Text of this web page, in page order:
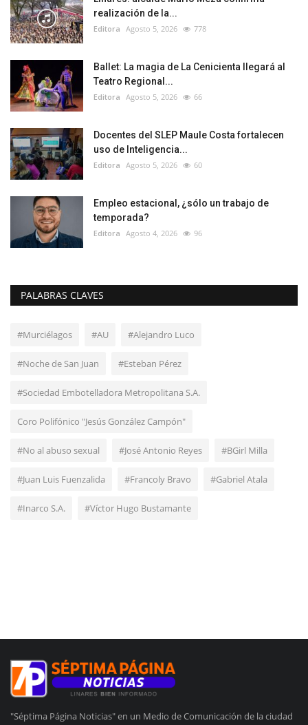
realización de la...
Editora Agosto 5, 2026 778
Ballet: La magia de La Cenicienta llegará al
Teatro Regional...
Editora Agosto 5, 2026 66
Docentes del SLEP Maule Costa fortalecen
uso de Inteligencia...
Editora Agosto 5, 2026 60
Empleo estacional, ¿sólo un trabajo de
temporada?
Editora Agosto 4, 2026 96
PALABRAS CLAVES
#Murciélagos #AU #Alejandro Luco
#Noche de San Juan #Esteban Pérez
#Sociedad Embotelladora Metropolitana S.A.
Coro Polifónico "Jesús González Campón"
#No al abuso sexual #José Antonio Reyes #BGirl Milla
#Juan Luis Fuenzalida #Francoly Bravo #Gabriel Atala
#Inarco S.A. #Víctor Hugo Bustamante
"Séptima Página Noticias" en un Medio de Comunicación de la ciudad